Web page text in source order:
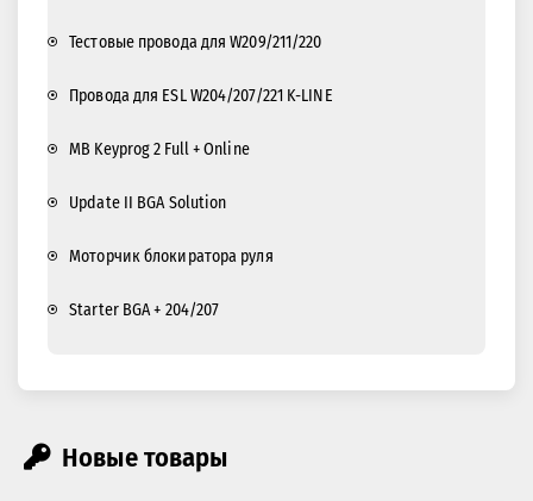
Тестовые провода для W209/211/220
Провода для ESL W204/207/221 K-LINE
MB Keyprog 2 Full + Online
Update II BGA Solution
Моторчик блокиратора руля
Starter BGA + 204/207
Новые товары